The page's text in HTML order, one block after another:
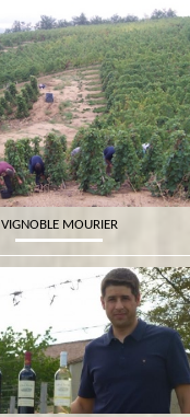
VIGNOBLE MOURIER